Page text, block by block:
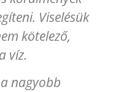
Viselésük
kötelező,
víz.
nagyobb